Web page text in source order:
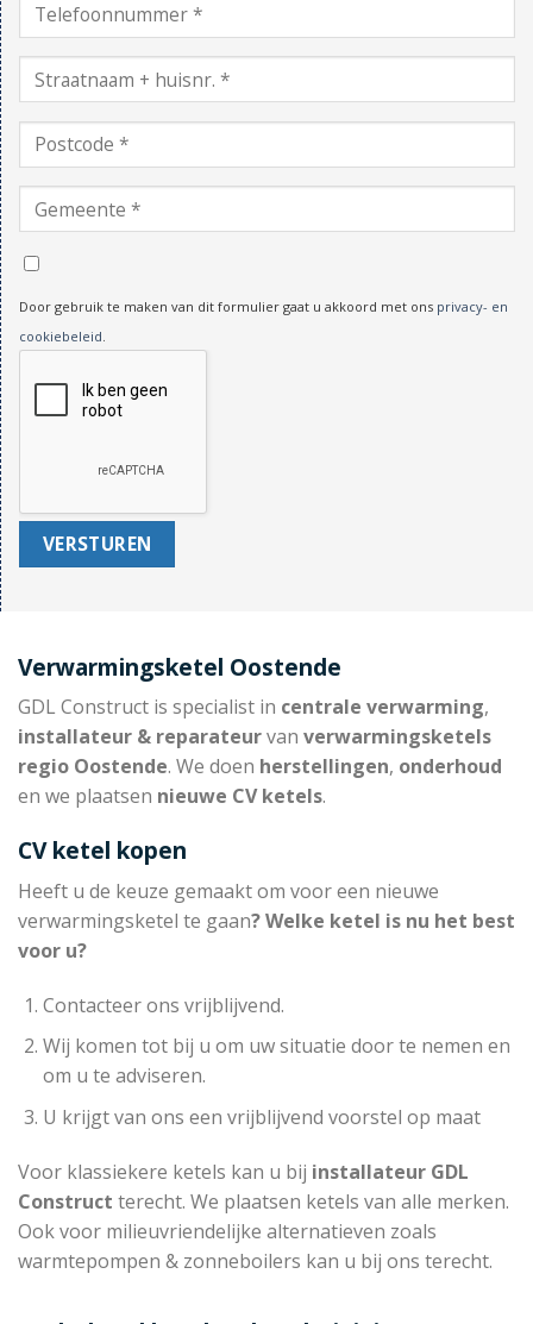
Door gebruik te maken van dit formulier gaat u akkoord met ons privacy- en
cookiebeleid.
Verwarmingsketel Oostende
GDL Construct is specialist in centrale verwarming,
installateur & reparateurvan verwarmingsketels
regio Oostende. We doen herstellingen, onderhoud
en we plaatsen nieuwe CV ketels.
CV ketel kopen
Heeft u de keuze gemaakt om voor een nieuwe
verwarmingsketel te gaan? Welke ketel is nu het best
voor u?
Contacteer ons vrijblijvend.
Wij komen tot bij u om uw situatie door te nemen en
om u te adviseren.
U krijgt van ons een vrijblijvend voorstel op maat
Voor klassiekere ketels kan u bij installateur GDL
Construct terecht. We plaatsen ketels van alle merken.
Ook voor milieuvriendelijke alternatieven zoals
warmtepompen & zonneboilers kan u bij ons terecht.